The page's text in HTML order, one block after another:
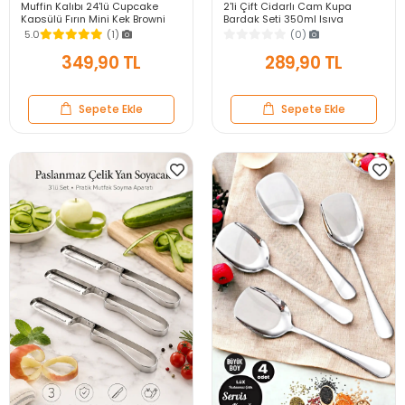
Muffin Kalıbı 24'lü Cupcake
Kapsülü Fırın Mini Kek Browni
Kekstra Kurabiye Kalıbı Muffin
Baking Pan
5.0 (1)
349,90 TL
Sepete Ekle
2'li Çift Cidarlı Cam Kupa
Bardak Seti 350ml Isıya
Dayanıklı Espresso Sunum
Kulplu Kahve Bardağı
(0)
289,90 TL
Sepete Ekle